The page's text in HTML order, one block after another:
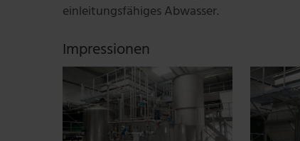
einleitungsfähiges Abwasser.
Impressionen